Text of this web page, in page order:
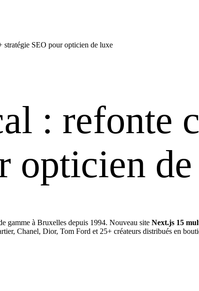
SEO pour opticien de luxe
: refonte
opticien
gamme à Bruxelles depuis 1994. Nouveau site Next.js 15
Chanel, Dior, Tom Ford et 25+ créateurs distribués en